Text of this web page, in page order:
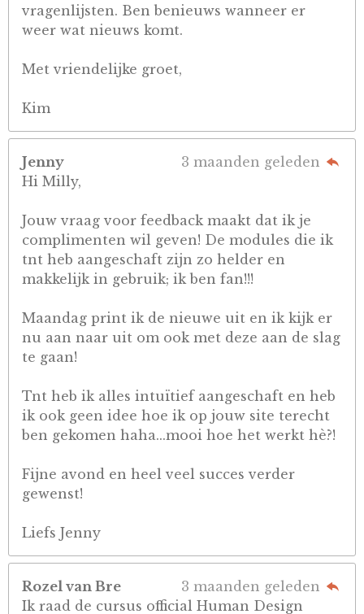
vragenlijsten. Ben benieuws wanneer er
weer wat nieuws komt.
Met vriendelijke groet,
Kim
Jenny
3 maanden geleden
Hi Milly,
Jouw vraag voor feedback maakt dat ik je
complimenten wil geven! De modules die ik
tnt heb aangeschaft zijn zo helder en
makkelijk in gebruik; ik ben fan!!!
Maandag print ik de nieuwe uit en ik kijk er
nu aan naar uit om ook met deze aan de slag
te gaan!
Tnt heb ik alles intuïtief aangeschaft en heb
ik ook geen idee hoe ik op jouw site terecht
ben gekomen haha...mooi hoe het werkt hè?!
Fijne avond en heel veel succes verder
gewenst!
Liefs Jenny
Rozel van Bre
3 maanden geleden
Ik raad de cursus official Human Design